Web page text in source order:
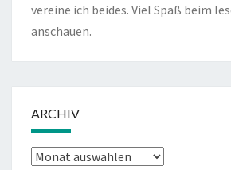
vereine ich beides. Viel Spaß beim
anschauen.
ARCHIV
Archiv